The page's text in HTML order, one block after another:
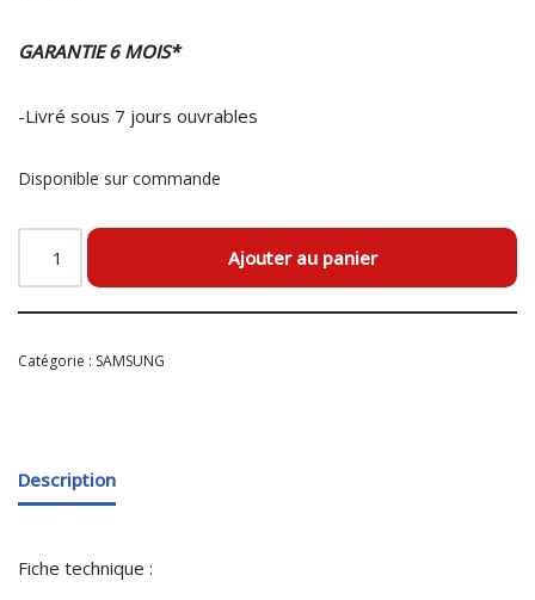
GARANTIE 6 MOIS*
-Livré sous 7 jours ouvrables
Disponible sur commande
Ajouter au panier
Catégorie : SAMSUNG
Description
Fiche technique :